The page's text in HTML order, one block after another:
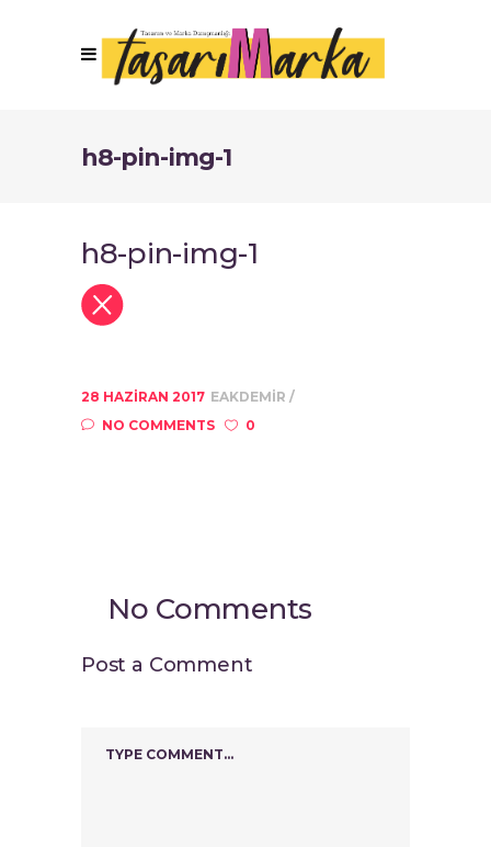
h8-pin-img-1
h8-pin-img-1
28 HAZIRAN 2017 EAKDEMIR
NO COMMENTS
0
No Comments
Post a Comment